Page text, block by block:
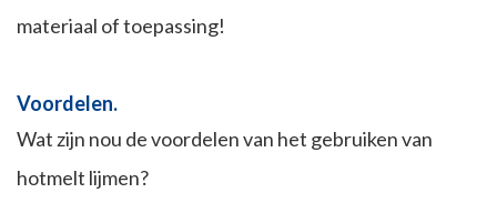
materiaal of toepassing!
Voordelen.
Wat zijn nou de voordelen van het gebruiken van
hotmelt lijmen?